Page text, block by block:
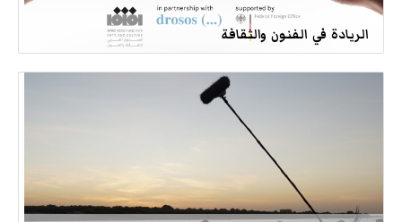
الريادة في الفنون والثقافة